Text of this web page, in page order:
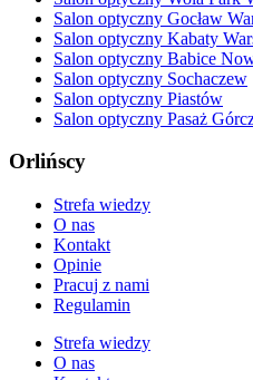
Salon optyczny Gocław
Salon optyczny Kabaty
Salon optyczny Babice
Salon optyczny Sochaczew
Salon optyczny Piastów
Salon optyczny Pasaż
Orlińscy
Strefa wiedzy
O nas
Kontakt
Opinie
Pracuj z nami
Regulamin
Strefa wiedzy
O nas